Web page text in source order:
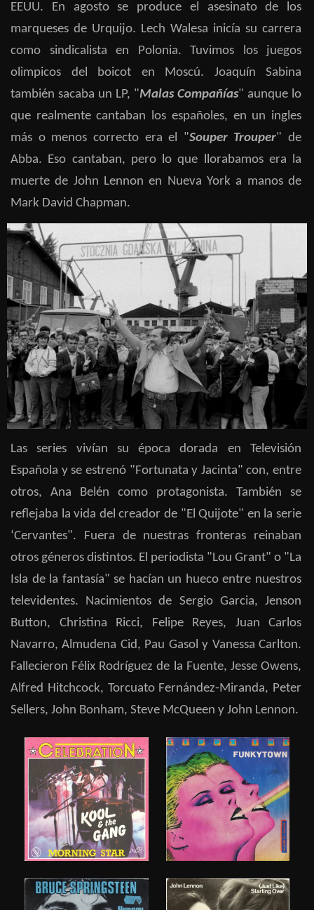
EEUU. En agosto se produce el asesinato de los
marqueses de Urquijo. Lech Walesa inicía su carrera
como sindicalista en Polonia. Tuvimos los juegos
olimpicos del boicot en Moscú. Joaquín Sabina
también sacaba un LP, "Malas Compañías" aunque lo
que realmente cantaban los españoles, en un ingles
más o menos correcto era el "Souper Trouper" de
Abba. Eso cantaban, pero lo que llorabamos era la
muerte de John Lennon en Nueva York a manos de
Mark David Chapman.
Las series vivían su época dorada en Televisión
Española y se estrenó "Fortunata y Jacinta" con, entre
otros, Ana Belén como protagonista. También se
reflejaba la vida del creador de "El Quijote" en la serie
‘Cervantes". Fuera de nuestras fronteras reinaban
otros géneros distintos. El periodista "Lou Grant" o "La
Isla de la fantasía" se hacían un hueco entre nuestros
televidentes. Nacimientos de Sergio Garcia, Jenson
Button, Christina Ricci, Felipe Reyes, Juan Carlos
Navarro, Almudena Cid, Pau Gasol y Vanessa Carlton.
Fallecieron Félix Rodríguez de la Fuente, Jesse Owens,
Alfred Hitchcock, Torcuato Fernández-Miranda, Peter
Sellers, John Bonham, Steve McQueen y John Lennon.